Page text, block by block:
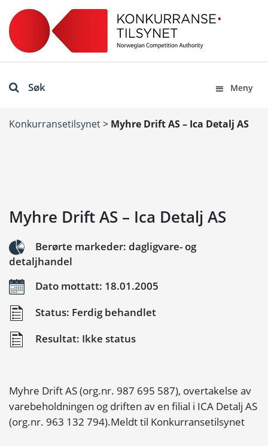
Søk Meny
Konkurransetilsynet> Myhre Drift AS – Ica Detalj AS
Myhre Drift AS – Ica Detalj AS
Berørte markeder: dagligvare- og
detaljhandel
Dato mottatt: 18.01.2005
Status: Ferdig behandlet
Resultat: Ikke status
Myhre Drift AS (org.nr. 987 695 587), overtakelse av
varebeholdningen og driften av en filial i ICA Detalj AS
(org.nr. 963 132 794).Meldt til Konkurransetilsynet